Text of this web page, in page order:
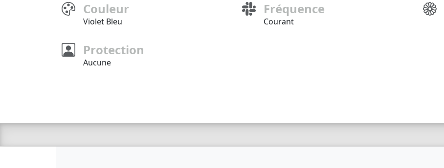
Couleur
Violet Bleu
Fréquence
Courant
Protection
Aucune